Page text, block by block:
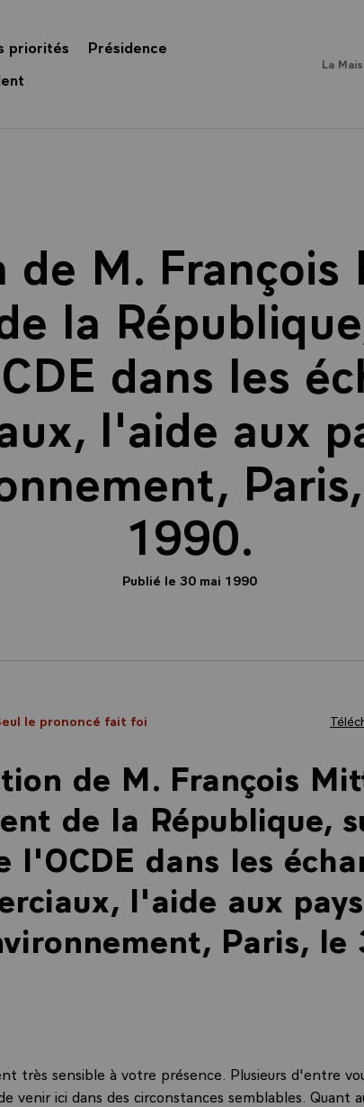
priorités
Présidence
La
M. François
la
dans les
l'aide aux
1990.
Publié le 30 mai 1990
le prononcé fait foi
de M. François
de la République,
l'OCDE dans les
l'aide aux
Paris, le
très sensible à votre présence. Plusieurs d'entre
venir ici dans des circonstances semblables. Quant